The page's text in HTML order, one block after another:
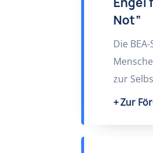
Not“
Die
zur
Zur